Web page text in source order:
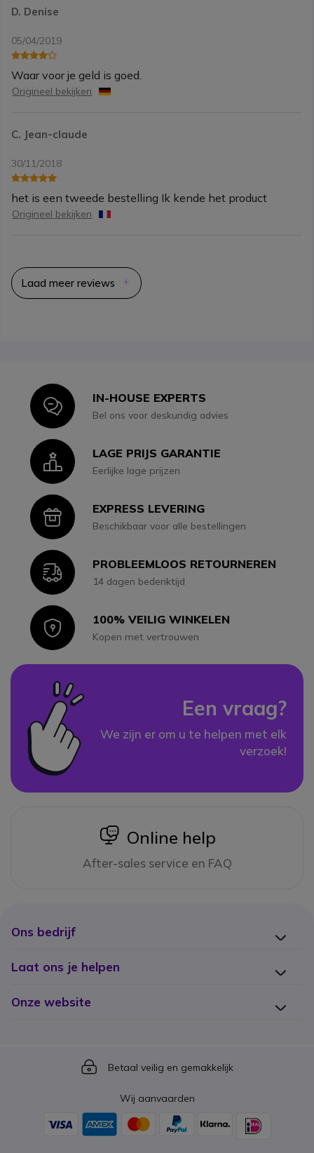
D. Denise
05/04/2019
Waar voor je geld is goed.
Origineel bekijken
C. Jean-claude
30/11/2018
het is een tweede bestelling Ik kende het product
Origineel bekijken
Laad meer reviews
IconIN-HOUSE EXPERTS
Bel ons voor deskundig advies
IconLAGE PRIJS GARANTIE
Eerlijke lage prijzen
IconEXPRESS LEVERING
Beschikbaar voor alle bestellingen
IconPROBLEEMLOOS RETOURNEREN
14 dagen bedenktijd
Icon100% VEILIG WINKELEN
Kopen met vertrouwen
Een vraag?
We zijn er om u te helpen met elk
verzoek!
icon
Online help
After-sales service en FAQ
Ons bedrijf
Laat ons je helpen
Onze website
Icon
Betaal veilig en gemakkelijk
Wij aanvaarden